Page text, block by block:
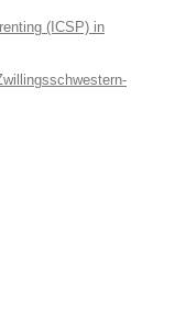
(ICSP) in